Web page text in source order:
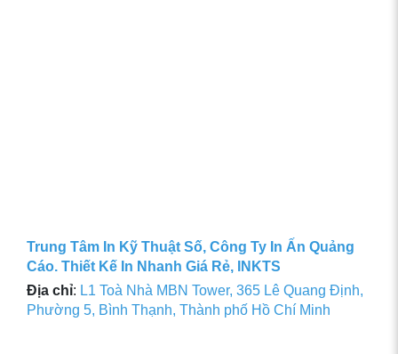
Trung Tâm In Kỹ Thuật Số, Công Ty In Ấn Quảng
Cáo. Thiết Kế In Nhanh Giá Rẻ, INKTS
Địa chỉ: L1 Toà Nhà MBN Tower, 365 Lê Quang Định,
Phường 5, Bình Thạnh, Thành phố Hồ Chí Minh